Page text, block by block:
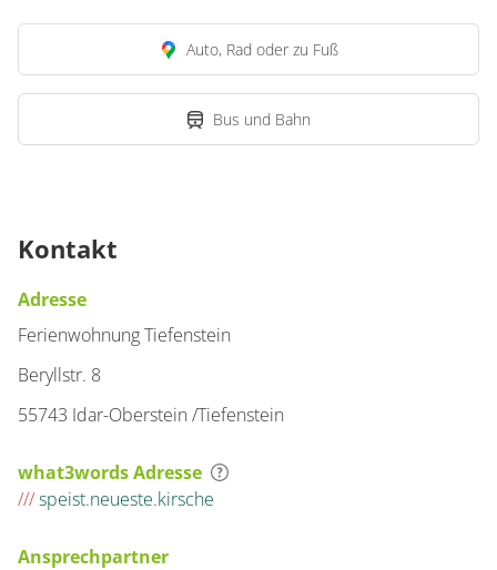
Auto, Rad oder zu Fuß
Bus und Bahn
Kontakt
Adresse
Ferienwohnung Tiefenstein
Beryllstr. 8
55743 Idar-Oberstein /Tiefenstein
what3words Adresse
///speist.neueste.kirsche
Ansprechpartner